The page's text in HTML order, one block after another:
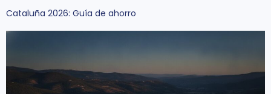
Cataluña 2026: Guía de ahorro